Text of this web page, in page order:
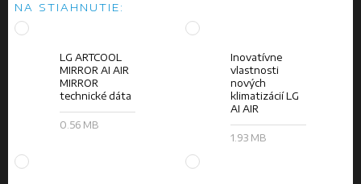
NA STIAHNUTIE:
LG ARTCOOL
MIRROR AI AIR
MIRROR
technické dáta
0.56 MB
Inovatívne
vlastnosti
nových
klimatizácií LG
AI AIR
1.93 MB